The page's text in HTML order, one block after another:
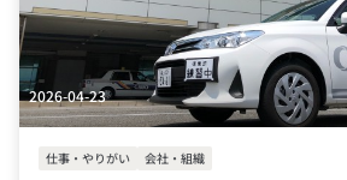
2026-04-23
仕事・やりがい 会社・組織